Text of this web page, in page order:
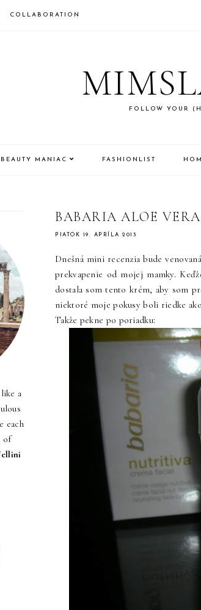
COLLABORATION
FOLLOW YOUR
BEAUTY MANIAC FASHIONLIST
BABARIA ALOE
PIATOK 19. APRÍLA 2013
Dnešná mini recenzia bude
prekvapenie od mojej mamky.
dostala som tento krém, aby som
niektoré moje pokusy boli riedke
Takže pekne po poriadku:
a
each
of